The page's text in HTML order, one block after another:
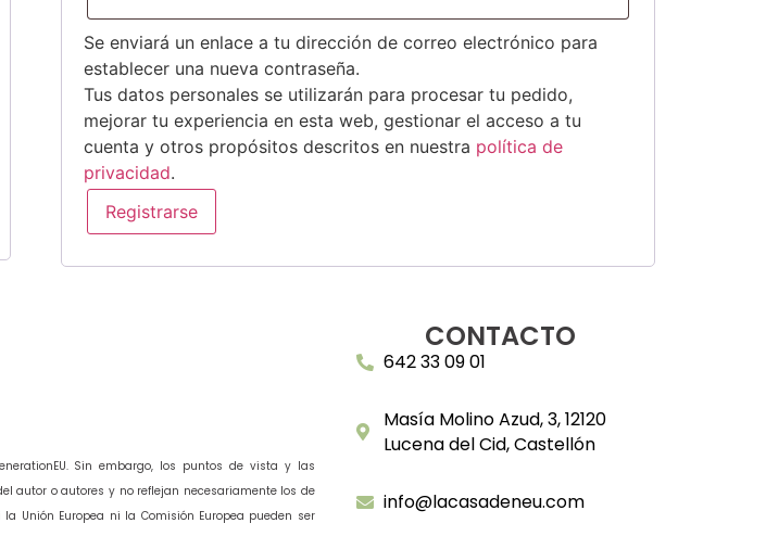
Se enviará un enlace a tu dirección de correo electrónico para
establecer una nueva contraseña.
Tus datos personales se utilizarán para procesar tu pedido,
mejorar tu experiencia en esta web, gestionar el acceso a tu
cuenta y otros propósitos descritos en nuestra política de
privacidad.
Registrarse
Sin embargo, los puntos de vista y las
autor o autores y no reflejan necesariamente los de
Unión Europea ni la Comisión Europea pueden ser
CONTACTO
642 33 09 01
Masía Molino Azud, 3, 12120
Lucena del Cid, Castellón
info@lacasadeneu.com